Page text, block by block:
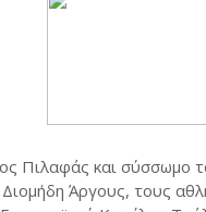
Πιλαφάς και σύσσωμο
Άργους, τους